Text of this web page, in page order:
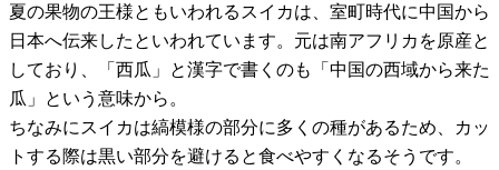
夏の果物の王様ともいわれるスイカは、室町時代に中国から
日本へ伝来したといわれています。元は南アフリカを原産と
しており、「西瓜」と漢字で書くのも「中国の西域から来た
瓜」という意味から。
ちなみにスイカは縞模様の部分に多くの種があるため、カッ
トする際は黒い部分を避けると食べやすくなるそうです。